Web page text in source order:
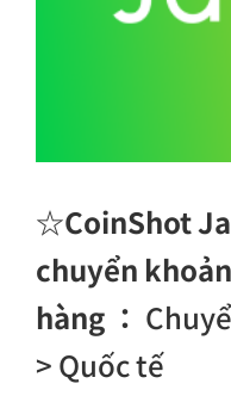
☆CoinShot
chuyển
hàng ：
> Quốc tế